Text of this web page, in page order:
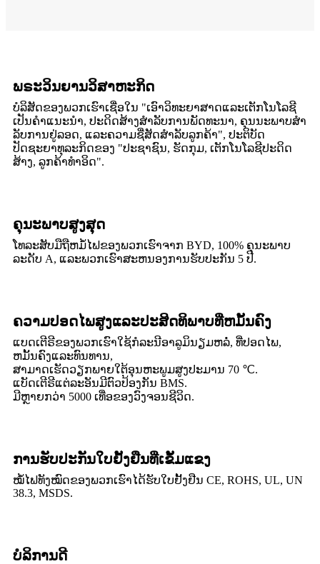
ພຣະວິນຍານວິສາຫະກິດ
ບໍລິສັດຂອງພວກເຮົາເຊື່ອໃນ "ເອົາວິທະຍາສາດແລະເຕັກໂນໂລຊີ
ເປັນຄໍາແນະນໍາ, ປະດິດສ້າງສໍາລັບການພັດທະນາ, ຄຸນນະພາບສໍາ
ລັບການຢູ່ລອດ, ແລະຄວາມຊື່ສັດສໍາລັບລູກຄ້າ", ປະຕິບັດ
ປັດຊະຍາທຸລະກິດຂອງ "ປະຊາຊົນ, ຮັດກຸມ, ເຕັກໂນໂລຊີປະດິດ
ສ້າງ, ລູກຄ້າທໍາອິດ".
ຄຸນະພາບສູງສຸດ
ໂທລະສັບມືຖືຫມໍ້ໄຟຂອງພວກເຮົາຈາກ BYD, 100% ຄຸນະພາບ
ລະດັບ A, ແລະພວກເຮົາສະຫນອງການຮັບປະກັນ 5 ປີ.
ຄວາມປອດໄພສູງແລະປະສິດທິພາບທີ່ຫມັ້ນຄົງ
ແບດເຕີຣີຂອງພວກເຮົາໃຊ້ກໍລະນີອາລູມິນຽມຫລໍ່, ທີ່ປອດໄພ,
ຫມັ້ນຄົງແລະທົນທານ,
ສາມາດເຮັດວຽກພາຍໃຕ້ອຸນຫະພູມສູງປະມານ 70 ℃.
ແບັດເຕີຣີແຕ່ລະອັນມີຕົວປ້ອງກັນ BMS.
ມີຫຼາຍກວ່າ 5000 ເທື່ອຂອງວົງຈອນຊີວິດ.
ການຮັບປະກັນໃບຢັ້ງຢືນທີ່ເຂັ້ມແຂງ
ໝໍ້ໄຟທັງໝົດຂອງພວກເຮົາໄດ້ຮັບໃບຢັ້ງຢືນ CE, ROHS, UL, UN
38.3, MSDS.
ບໍລິການດີ